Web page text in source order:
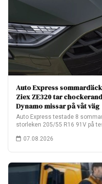
Auto Express
Ziex ZE320 tar
Dynamo missar på våt väg
Auto Express testade 8
storleken 205/55 R16 91V på
07.08.2026